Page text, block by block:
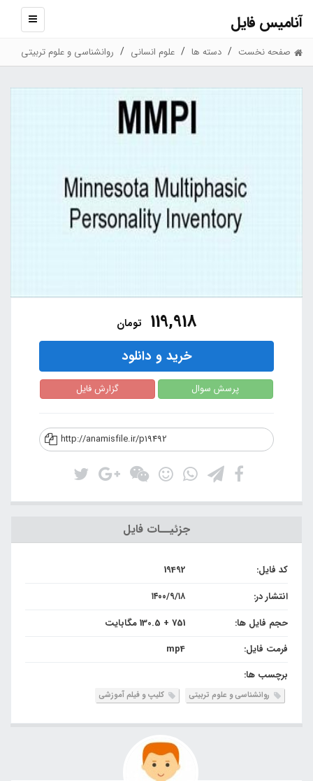
آنامیس فایل
نمایش
صفحه نخست دسته ها علوم انسانی روانشناسی و علوم تربیتی
119,918 تومان
خرید و دانلود
پرسش سوال گزارش فایل
http://anamisfile.ir/p19492
جزئیــات فایل
کد فایل:
19492
انتشار در:
۱۴۰۰/۹/۱۸
حجم فایل ها:
751 + 130.5 مگابایت
فرمت فایل:
mp4
برچسب ها:
روانشناسی و علوم تربیتی کلیپ و فیلم آموزشی